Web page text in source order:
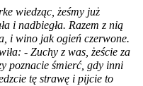
wiedząc, żeśmy już
i nadbiegła. Razem z nią
i wino jak ogień czerwone.
- Zuchy z was, żeście za
poznacie śmierć, gdy inni
tę strawę i pijcie to